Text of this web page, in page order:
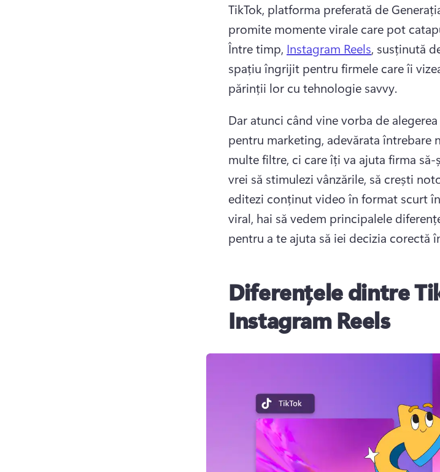
TikTok, platforma preferată de
Între timp, Instagram Reels, susținută
spațiu îngrijit pentru firmele care îi
părinții lor cu tehnologie savvy.
Dar atunci când vine vorba de
pentru marketing, adevărata întrebare
multe filtre, ci care îți va ajuta firma
vrei să stimulezi vânzările, să crești
editezi conținut video în format scurt în
viral, hai să vedem principalele
pentru a te ajuta să iei decizia corectă
Diferențele dintre
Instagram Reels